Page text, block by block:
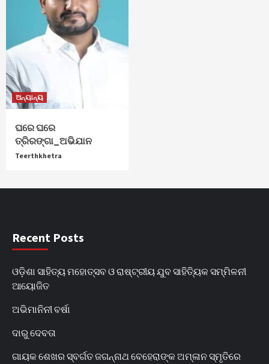
ଅନ୍ୟାନ୍ୟ
ଘରେ ଘରେ
ତ୍ରିରଙ୍ଗା_ଅଭିଯାନ
Teerthkhetra
Recent Posts
ଓଡ଼ିଶା ସାହିତ୍ୟ ମହୋତ୍ସବ ଓ ରାଷ୍ଟ୍ରୀୟ ଯୁବ ସାହିତ୍ୟିକ ସମ୍ମିଳନୀ
ଆୟୋଜିତ
ଅଭିମାନିନୀ ବର୍ଷା
ଦାରୁ ଦେବତା
ଗାୟକ ଶେଖର ସ୍ବର୍ଗତ ଜଗନ୍ନାଥ ବେହେରାଙ୍କ ଅମ୍ଳାନ ସ୍ମୃତିରେ